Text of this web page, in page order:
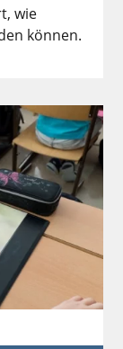
wie
können.